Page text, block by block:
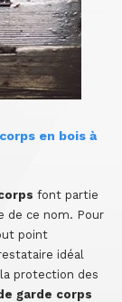
en bois à
font partie
de ce nom. Pour
point
idéal
protection des
garde corps